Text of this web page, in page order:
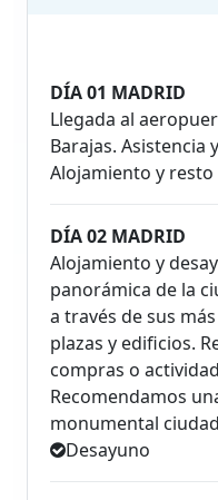
DÍA 01 MADRID
Llegada al
Barajas. Asistencia
Alojamiento y
DÍA 02 MADRID
Alojamiento y
panorámica de la
a través de sus
plazas y edificios.
compras o
Recomendamos
monumental
Desayuno